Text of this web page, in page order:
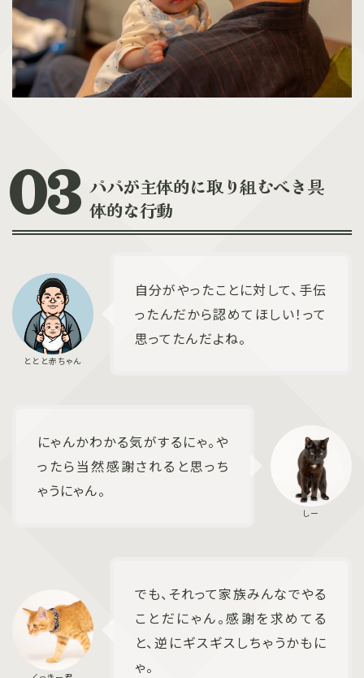
パパが主体的に取り組むべき具
体的な行動
自分がやったことに対して、手伝
ったんだから認めてほしい！って
思ってたんだよね。
にゃんかわかる気がするにゃ。や
ったら当然感謝されると思っち
ゃうにゃん。
でも、それって家族みんなでやる
ことだにゃん。感謝を求めてる
と、逆にギスギスしちゃうかもに
ゃ。